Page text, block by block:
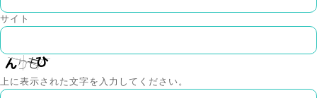
サイト
上に表示された文字を入力してください。